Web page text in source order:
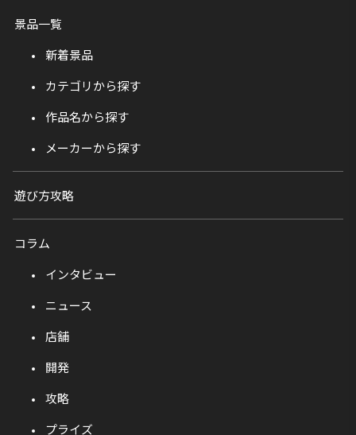
景品一覧
新着景品
カテゴリから探す
作品名から探す
メーカーから探す
遊び方攻略
コラム
インタビュー
ニュース
店舗
開発
攻略
プライズ